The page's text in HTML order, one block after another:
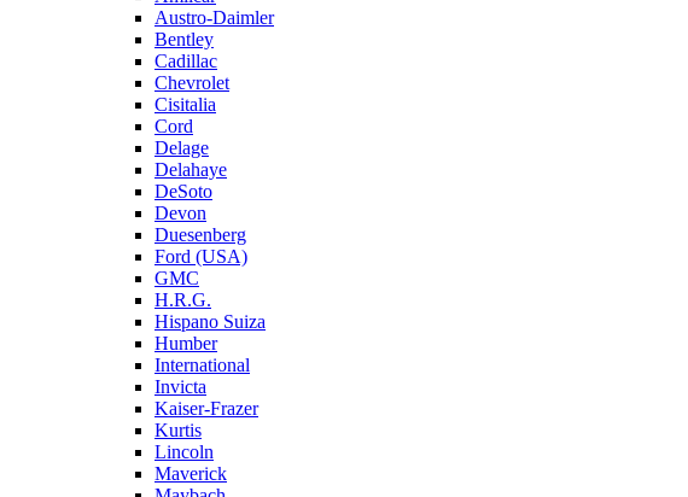
Austro-Daimler
Bentley
Cadillac
Chevrolet
Cisitalia
Cord
Delage
Delahaye
DeSoto
Devon
Duesenberg
Ford (USA)
GMC
H.R.G.
Hispano Suiza
Humber
International
Invicta
Kaiser-Frazer
Kurtis
Lincoln
Maverick